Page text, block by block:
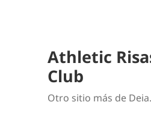
Athletic
Club
Otro sitio más de